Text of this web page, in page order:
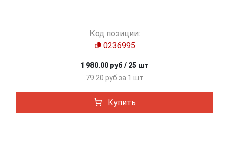
Код позиции:
0236995
1 980.00 руб / 25 шт
79.20 руб за 1 шт
Купить